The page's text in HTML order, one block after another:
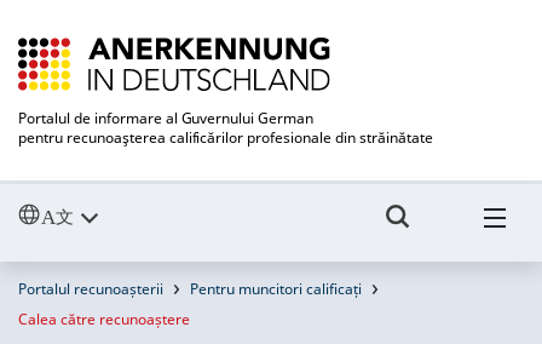
Portalul de informare al Guvernului German
pentru recunoaşterea calificărilor profesionale din străinătate
Portalul recunoașterii
Pentru muncitori calificați
Calea către recunoaștere